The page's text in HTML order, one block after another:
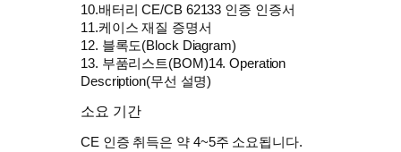
10.배터리 CE/CB 62133 인증 인증서
11.케이스 재질 증명서
12. 블록도(Block Diagram)
13. 부품리스트(BOM)14. Operation
Description(무선 설명)
소요 기간
CE 인증 취득은 약 4~5주 소요됩니다.